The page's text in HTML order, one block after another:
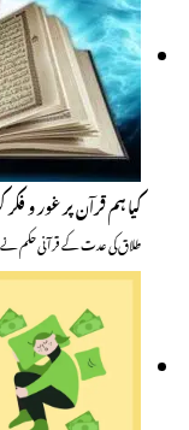
کیا ہم قرآن پر غور و
طلاق کی عدت کے قرآنی حکم